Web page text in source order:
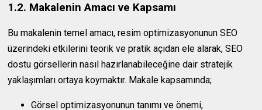
1.2. Makalenin Amacı ve Kapsamı
Bu makalenin temel amacı, resim optimizasyonunun SEO
üzerindeki etkilerini teorik ve pratik açıdan ele alarak, SEO
dostu görsellerin nasıl hazırlanabileceğine dair stratejik
yaklaşımları ortaya koymaktır. Makale kapsamında;
Görsel optimizasyonunun tanımı ve önemi,